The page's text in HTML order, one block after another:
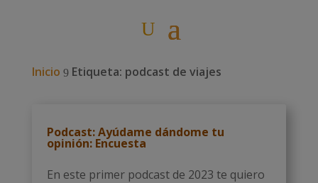
Inicio 9 Etiqueta: podcast de viajes
Podcast: Ayúdame dándome tu
opinión: Encuesta
En este primer podcast de 2023 te quiero